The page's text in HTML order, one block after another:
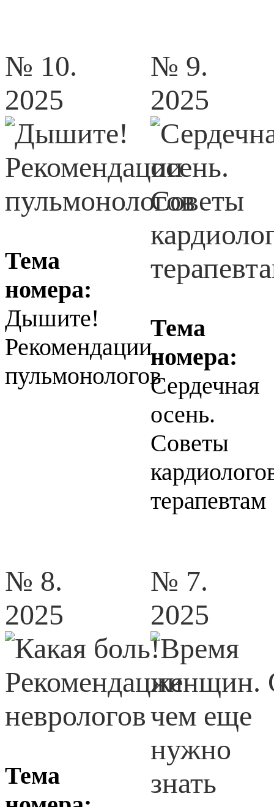
№ 10.
2025
Тема
номера:
Дышите!
Рекомендации
пульмонологов
№ 9.
2025
Тема
номера:
Сердечная
осень.
Советы
терапевтам
№ 8.
2025
Тема
№ 7.
2025